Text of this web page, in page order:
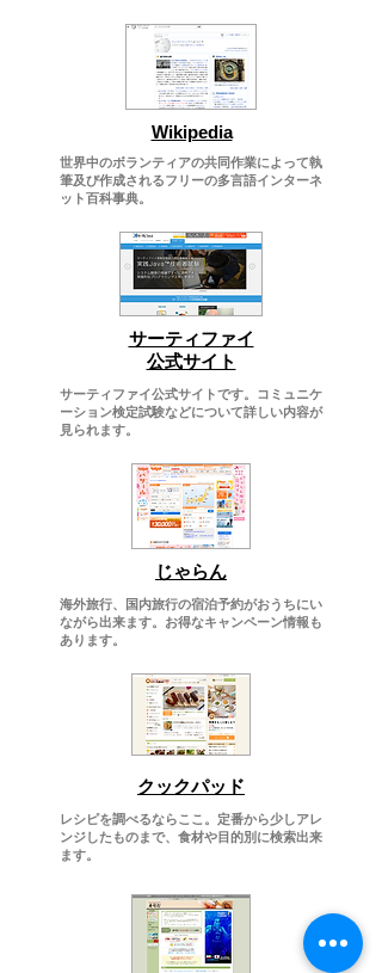
Wikipedia
世界中のボランティアの共同作業によって執
筆及び作成されるフリーの多言語インターネ
ット百科事典。
サーティファイ
公式サイト
サーティファイ公式サイトです。コミュニケ
ーション検定試験などについて詳しい内容が
見られます。
​じゃらん
海外旅行、国内旅行の宿泊予約がおうちにい
ながら出来ます。お得なキャンペーン情報も
あります。
​クックパッド
レシピを調べるならここ。定番から少しアレ
ンジしたものまで、食材や目的別に検索出来
ます。